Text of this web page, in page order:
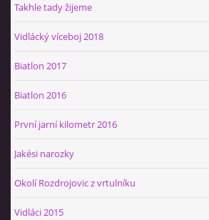
Takhle tady žijeme
Vidlácký víceboj 2018
Biatlon 2017
Biatlon 2016
První jarní kilometr 2016
Jakési narozky
Okolí Rozdrojovic z vrtulníku
Vidláci 2015